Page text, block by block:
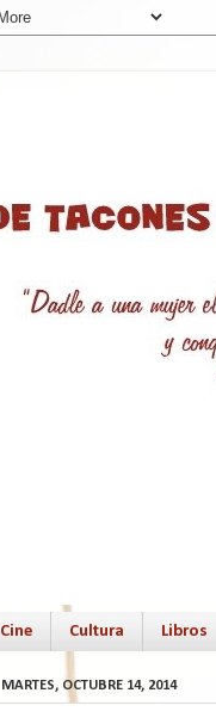
Cine Cultura Libros
MARTES, OCTUBRE 14, 2014